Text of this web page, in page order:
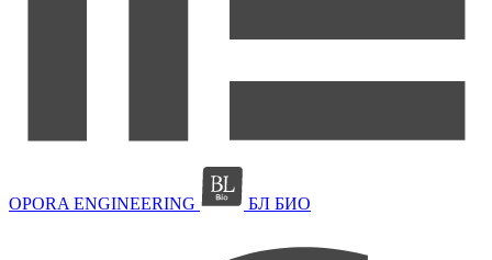
OPORA ENGINEERING БЛ БИО